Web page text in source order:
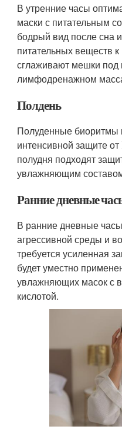
В утренние часы
маски с питательным
бодрый вид после сна
питательных веществ
сглаживают мешки под
лимфодренажном
Полдень
Полуденные биоритмы
интенсивной защите
полудня подходят
увлажняющим
Ранние дневные
В ранние дневные
агрессивной среды и
требуется усиленная
будет уместно
увлажняющих масок с
кислотой.